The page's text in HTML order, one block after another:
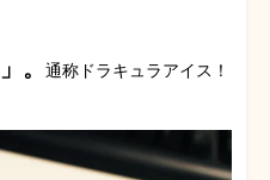
」。 通称ドラキュラアイス！